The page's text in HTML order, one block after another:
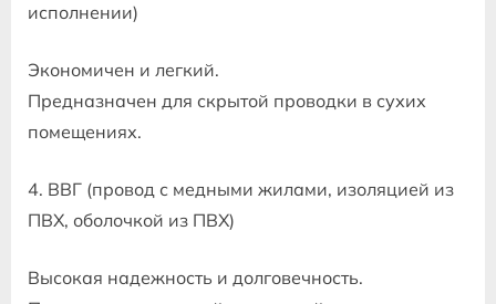
исполнении)
Экономичен и легкий.
Предназначен для скрытой проводки в сухих
помещениях.
4. ВВГ (провод с медными жилами, изоляцией из
ПВХ, оболочкой из ПВХ)
Высокая надежность и долговечность.